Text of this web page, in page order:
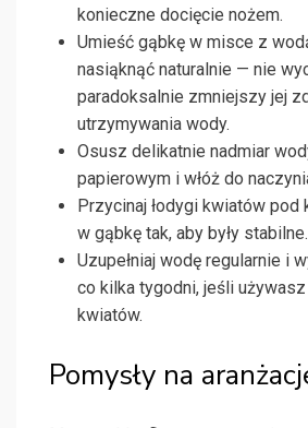
konieczne docięcie nożem.
Umieść gąbkę w misce z
nasiąknąć naturalnie — nie
paradoksalnie zmniejszy jej
utrzymywania wody.
Osusz delikatnie nadmiar
papierowym i włóż do
Przycinaj łodygi kwiatów pod
w gąbkę tak, aby były stabilne.
Uzupełniaj wodę regularnie i
co kilka tygodni, jeśli
kwiatów.
Pomysły na